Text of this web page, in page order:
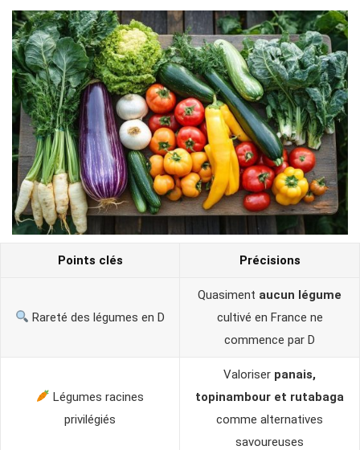
Points clés Précisions
Rareté des légumes en D
Quasiment aucun légume
cultivé en France ne
commence par D
Légumes racines
privilégiés
Valoriser panais,
topinambour et rutabaga
comme alternatives
savoureuses